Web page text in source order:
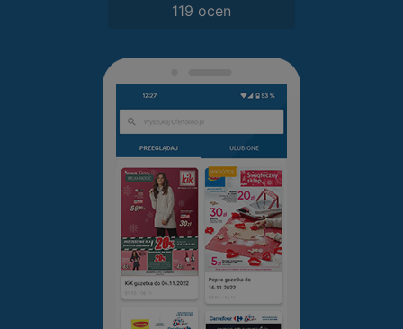
119 ocen